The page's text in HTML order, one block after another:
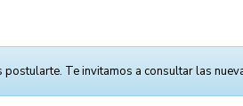
Te invitamos a consultar las